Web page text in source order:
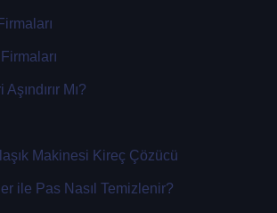
Mı?
Makinesi Kireç Çözücü
ile Pas Nasıl Temizlenir?